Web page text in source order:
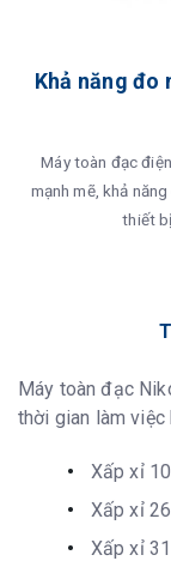
Khả năng đo
Máy toàn đạc
mạnh mẽ, khả
thiết
Máy toàn đạc
thời gian làm việc
Xấp xỉ
Xấp xỉ
Xấp xỉ